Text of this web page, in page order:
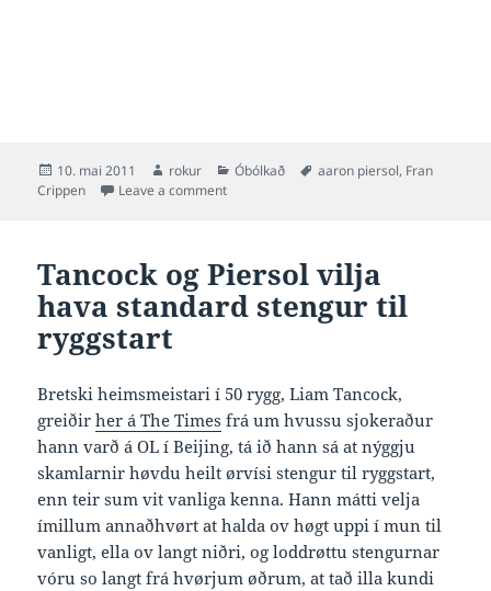
Posted
on
10. mai 2011 Author
rokur Categories
Óbólkað Tags
aaron piersol, Fran
Crippen
Leave a commenton Piersol um Crippen, havsvimjing og um
Tancock og Piersol vilja
hava standard stengur til
ryggstart
Bretski heimsmeistari í 50 rygg, Liam Tancock,
greiðirher á The Times frá um hvussu sjokeraður
hann varð á OL í Beijing, tá ið hann sá at nýggju
skamlarnir høvdu heilt ørvísi stengur til ryggstart,
enn teir sum vit vanliga kenna. Hann mátti velja
ímillum annaðhvørt at halda ov høgt uppi í mun til
vanligt, ella ov langt niðri, og loddrøttu stengurnar
vóru so langt frá hvørjum øðrum, at tað illa kundi